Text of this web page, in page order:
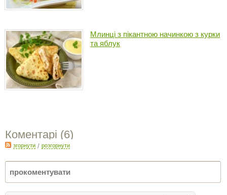
Млинці з пікантною начинкою з курки
та яблук
Коментарі (6)
згорнути / розгорнути